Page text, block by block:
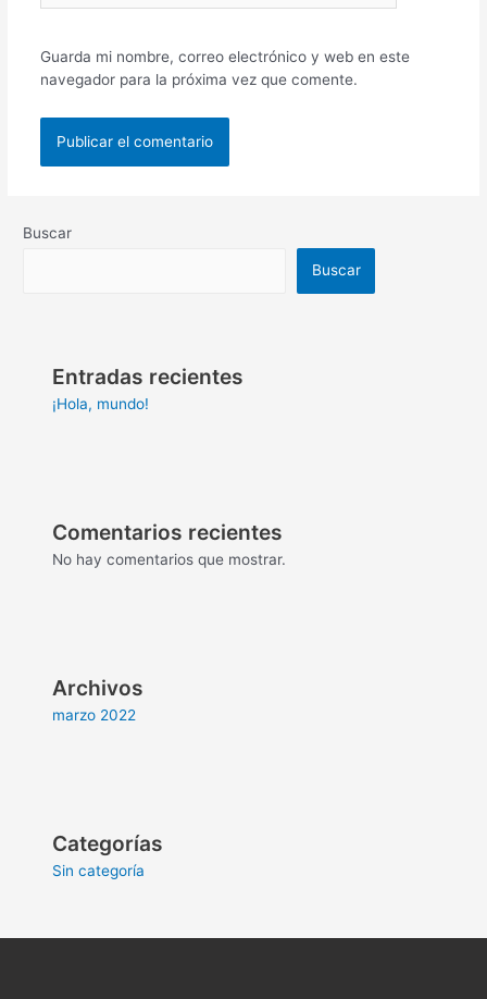
Guarda mi nombre, correo electrónico y web en este
navegador para la próxima vez que comente.
Buscar
Buscar
Entradas recientes
¡Hola, mundo!
Comentarios recientes
No hay comentarios que mostrar.
Archivos
marzo 2022
Categorías
Sin categoría